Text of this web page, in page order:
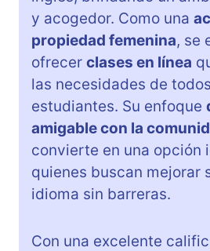
y acogedor. Como una
propiedad femenina, se
ofrecer clases en línea
las necesidades de
estudiantes. Su enfoque
amigable con la
convierte en una opción
quienes buscan mejorar
idioma sin barreras.
Con una excelente